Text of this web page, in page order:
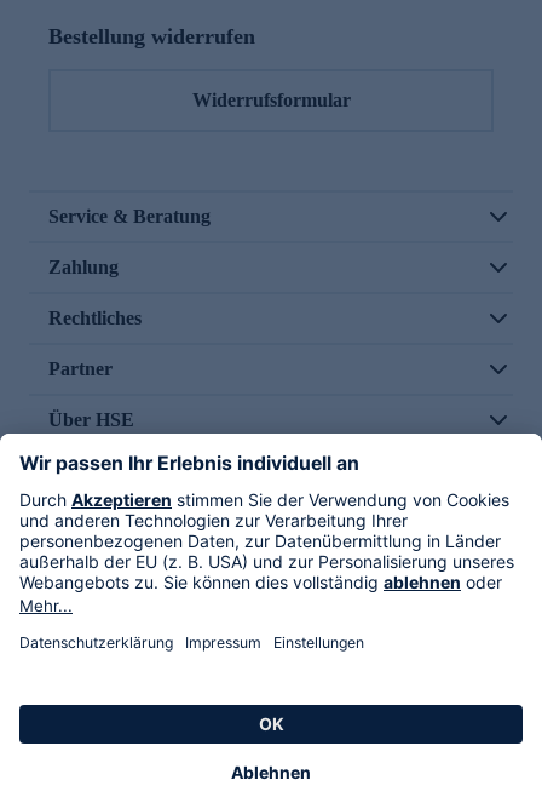
Bestellung widerrufen
Widerrufsformular
Service & Beratung
Zahlung
Rechtliches
Partner
Über HSE
Im TV
HSE International